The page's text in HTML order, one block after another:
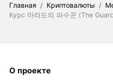
Главная / Криптовалюты /
Курс 마라도의 파수꾼 (The
О проекте